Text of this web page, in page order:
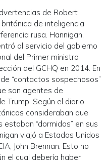
de Robert
de inteligencia
rusa. Hannigan,
al servicio del gobierno
del Primer ministro
del GCHQ en 2014. En
“contactos sospechosos”
son agentes de
Trump. Según el diario
consideraban que
“dormidos” en sus
viajó a Estados Unidos
John Brennan. Esto no
el cual debería haber